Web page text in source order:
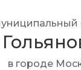
в городе